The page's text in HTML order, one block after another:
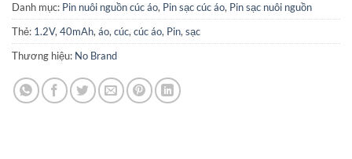
Danh mục: Pin nuôi nguồn cúc áo, Pin sạc cúc áo, Pin sạc nuôi nguồn
Thẻ: 1.2V,40mAh,áo,cúc,cúc áo, Pin,sạc
Thương hiệu: No Brand